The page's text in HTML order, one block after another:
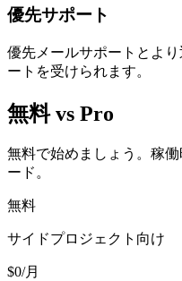
優先サポート
優先メールサポートとよ
ートを受けられます。
無料 vs Pro
無料で始めましょう。稼
ード。
無料
サイドプロジェクト向け
$0/月